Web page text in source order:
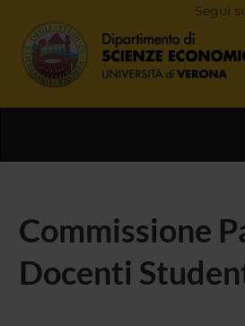
Segui
Commissione
Docenti